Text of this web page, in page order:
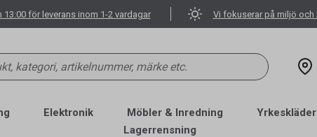
13:00 för leverans inom 1-2 vardagar Vi fokuserar på miljö och
Elektronik Möbler & Inredning
Lagerrensning